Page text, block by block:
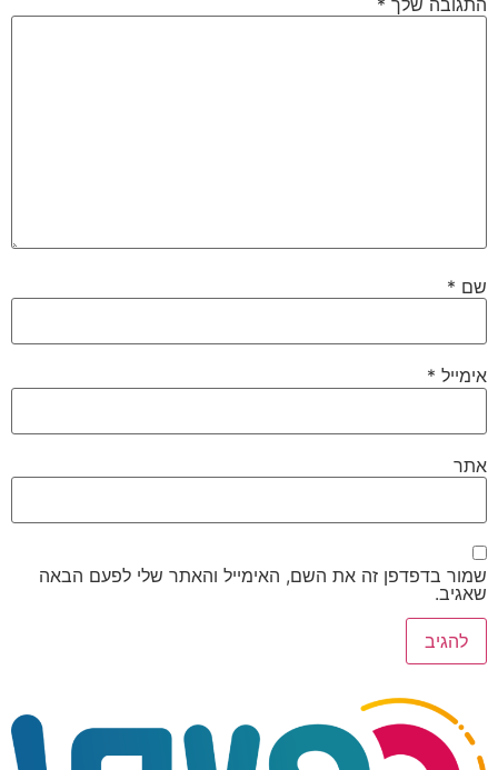
שם *
אימייל *
אתר
שמור בדפדפן זה את השם, האימייל והאתר שלי לפעם הבאה
שאגיב.